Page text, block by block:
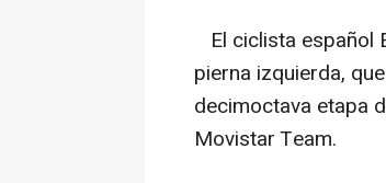
El ciclista español
pierna izquierda,
decimoctava etapa
Movistar Team.